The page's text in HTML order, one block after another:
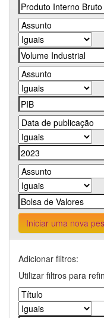
Iniciar uma nova
Adicionar filtros:
Utilizar filtros para